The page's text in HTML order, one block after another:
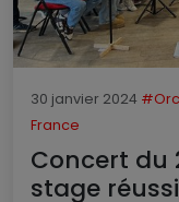
30 janvier 2024
France
Concert du
stage réussi